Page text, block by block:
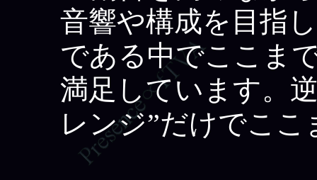
音響や構成を目指
である中でここま
満足しています。
レンジ”だけでこ